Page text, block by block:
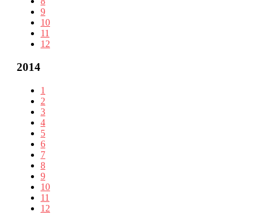
9
10
11
12
2014
1
2
3
4
5
6
7
8
9
10
11
12